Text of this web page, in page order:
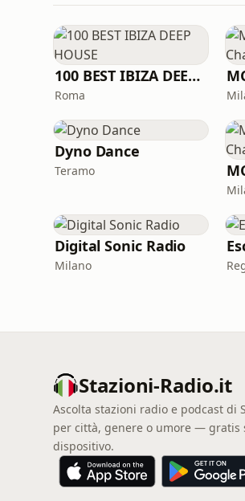
100 BEST IBIZA DEEP HOUSE
Roma
Dyno Dance
Teramo
Digital Sonic Radio
Milano
Stazioni-Radio.it
Ascolta stazioni radio e podcast di
per città, genere o umore — gratis
dispositivo.